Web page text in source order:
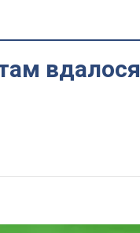
вдалося